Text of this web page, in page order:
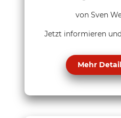
von Sven
Jetzt informieren
Mehr